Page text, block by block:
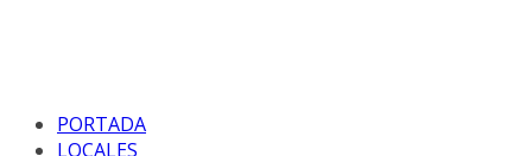
PORTADA
LOCALES